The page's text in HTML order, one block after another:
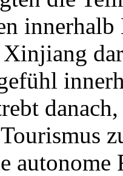
Xinjiang